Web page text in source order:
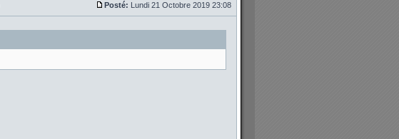
Posté: Lundi 21 Octobre 2019 23:08